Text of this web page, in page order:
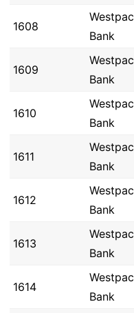
1608
Westpac
Bank
1609
Westpac
Bank
1610
Westpac
Bank
1611
Westpac
Bank
1612
Westpac
Bank
1613
Westpac
Bank
1614
Westpac
Bank